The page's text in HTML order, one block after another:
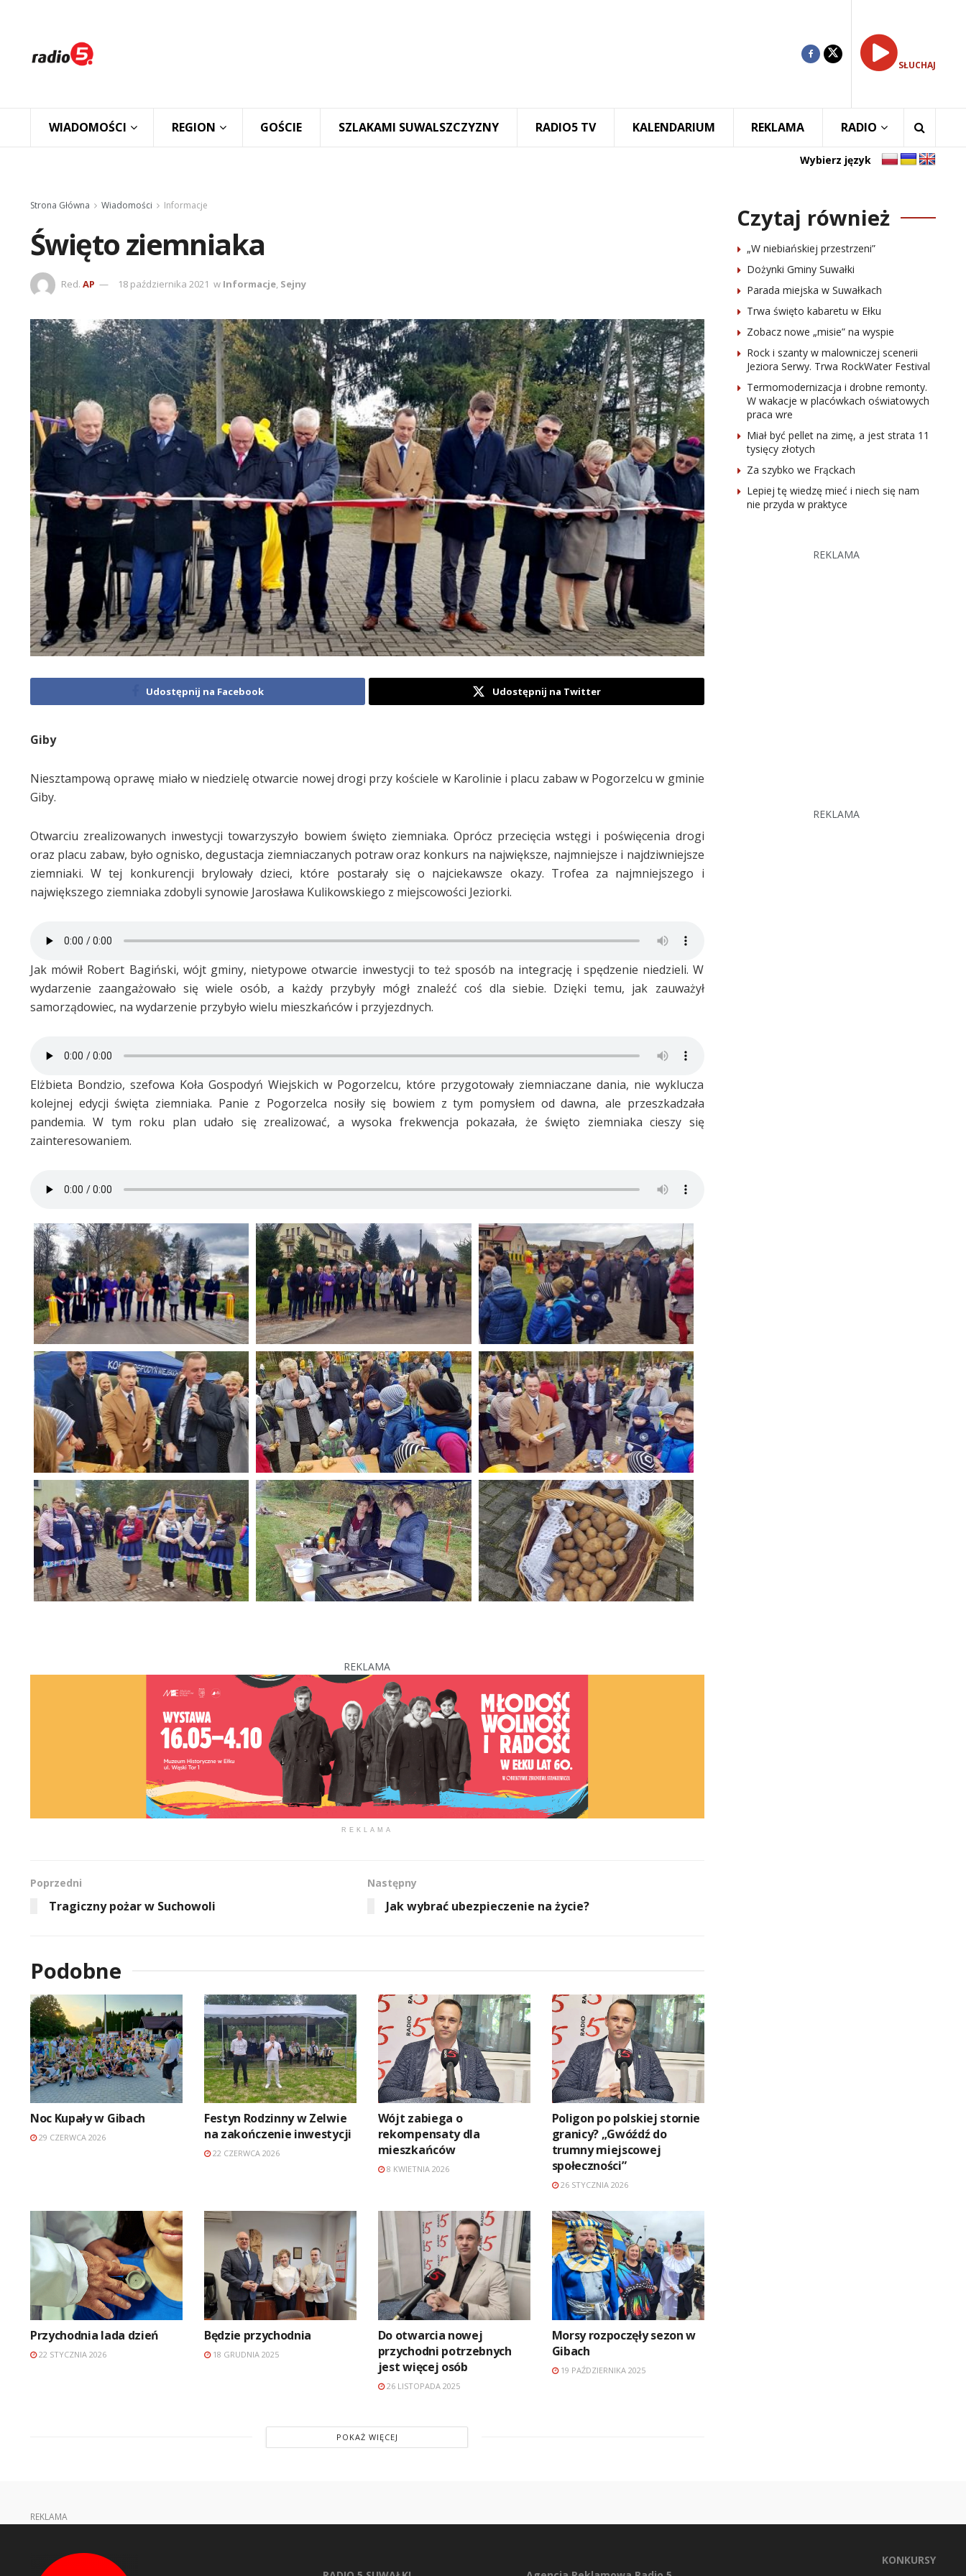
SŁUCHAJ
WIADOMOŚCI REGION GOŚCIE SZLAKAMI SUWALSZCZYZNY RADIO5 TV KALENDARIUM REKLAMA RADIO
Wybierz język
Strona Główna Wiadomości Informacje
Święto ziemniaka
Red. AP 18 października 2021 w Informacje, Sejny
Udostępnij na Facebook Udostępnij na Twitter
Giby
Niesztampową oprawę miało w niedzielę otwarcie nowej drogi przy kościele w Karolinie i placu zabaw w Pogorzelcu w gminie
Giby.
Otwarciu zrealizowanych inwestycji towarzyszyło bowiem święto ziemniaka. Oprócz przecięcia wstęgi i poświęcenia drogi
oraz placu zabaw, było ognisko, degustacja ziemniaczanych potraw oraz konkurs na największe, najmniejsze i najdziwniejsze
ziemniaki. W tej konkurencji brylowały dzieci, które postarały się o najciekawsze okazy. Trofea za najmniejszego i
największego ziemniaka zdobyli synowie Jarosława Kulikowskiego z miejscowości Jeziorki.
Jak mówił Robert Bagiński, wójt gminy, nietypowe otwarcie inwestycji to też sposób na integrację i spędzenie niedzieli. W
wydarzenie zaangażowało się wiele osób, a każdy przybyły mógł znaleźć coś dla siebie. Dzięki temu, jak zauważył
samorządowiec, na wydarzenie przybyło wielu mieszkańców i przyjezdnych.
Elżbieta Bondzio, szefowa Koła Gospodyń Wiejskich w Pogorzelcu, które przygotowały ziemniaczane dania, nie wyklucza
kolejnej edycji święta ziemniaka. Panie z Pogorzelca nosiły się bowiem z tym pomysłem od dawna, ale przeszkadzała
pandemia. W tym roku plan udało się zrealizować, a wysoka frekwencja pokazała, że święto ziemniaka cieszy się
zainteresowaniem.
REKLAMA
REKLAMA
Poprzedni
Tragiczny pożar w Suchowoli
Następny
Jak wybrać ubezpieczenie na życie?
Podobne
Noc Kupały w Gibach
29 CZERWCA 2026
Festyn Rodzinny w Zelwie
na zakończenie inwestycji
22 CZERWCA 2026
Wójt zabiega o
rekompensaty dla
mieszkańców
8 KWIETNIA 2026
Poligon po polskiej stornie
granicy? „Gwóźdź do
trumny miejscowej
społeczności”
26 STYCZNIA 2026
Przychodnia lada dzień
22 STYCZNIA 2026
Będzie przychodnia
18 GRUDNIA 2025
Do otwarcia nowej
przychodni potrzebnych
jest więcej osób
26 LISTOPADA 2025
Morsy rozpoczęły sezon w
Gibach
19 PAŹDZIERNIKA 2025
POKAŻ WIĘCEJ
Czytaj również
„W niebiańskiej przestrzeni”
Dożynki Gminy Suwałki
Parada miejska w Suwałkach
Trwa święto kabaretu w Ełku
Zobacz nowe „misie” na wyspie
Rock i szanty w malowniczej scenerii
Jeziora Serwy. Trwa RockWater Festival
Termomodernizacja i drobne remonty.
W wakacje w placówkach oświatowych
praca wre
Miał być pellet na zimę, a jest strata 11
tysięcy złotych
Za szybko we Frąckach
Lepiej tę wiedzę mieć i niech się nam
nie przyda w praktyce
REKLAMA
REKLAMA
REKLAMA
KONKURSY